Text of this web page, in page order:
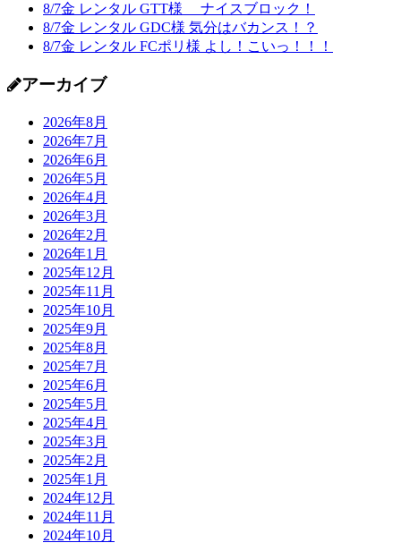
8/7金 レンタル GTT様 ナイスブロック！
8/7金 レンタル GDC様 気分はバカンス！？
8/7金 レンタル FCポリ様 よし！こいっ！！！
アーカイブ
2026年8月
2026年7月
2026年6月
2026年5月
2026年4月
2026年3月
2026年2月
2026年1月
2025年12月
2025年11月
2025年10月
2025年9月
2025年8月
2025年7月
2025年6月
2025年5月
2025年4月
2025年3月
2025年2月
2025年1月
2024年12月
2024年11月
2024年10月